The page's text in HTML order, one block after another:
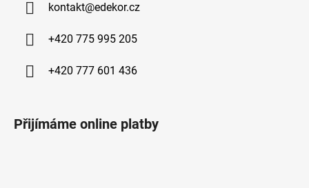
kontakt@edekor.cz
+420 775 995 205
+420 777 601 436
Přijímáme online platby